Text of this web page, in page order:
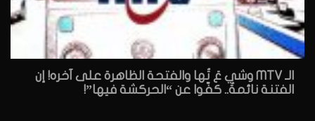
الـ MTV وشي عَ تُها والفتحة الظاهرة على آخره! إن
الفتنة نائمةٌ.. كفّوا عن “الحركشة فيها”!